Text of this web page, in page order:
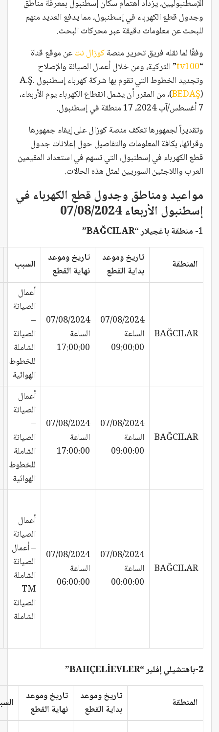
الإسطنبوليين، يزداد اهتمام سكان إسطنبول بمعرفة مناطق
وجدول قطع الكهرباء في إسطنبول، مما يدفع العديد منهم
للبحث عن معلومات دقيقة عبر محركات البحث.
وفقًا لما نقله فريق تحرير منصةكوزال نتعن موقع قناة
“
tv100” التركية، ومن خلال أعمال الصيانة والإصلاح
وتجديد الخطوط التي تقوم بها شركة كهرباء إسطنبول A.Ş.
(BEDAŞ )، من المقرر أن يشمل انقطاع الكهرباء يوم الأربعاء،
7 أغسطس/آب 2024، 17 منطقة في إسطنبول.
وتقديراً لجمهورها تعكف منصة كوزال على إيفاء جمهورها
وقرائها، بكافة المعلومات والتفاصيل حول إعلانات جدول
قطع الكهرباء في إسطنبول، التي تسهم في استعداد المقيمين
العرب واللاجئين السوريين لمثل هذه الحالات.
مواعيد ومناطق وجدول قطع الكهرباء في
إسطنبول الأربعاء 07/08/2024
1- منطقة باغجيلار “BAĞCILAR”
المنطقة
تاريخ وموعد
بداية القطع
تاريخ وموعد
نهاية القطع
السبب
BAĞCILAR
07/08/2024
الساعة
09:00:00
07/08/2024
الساعة
17:00:00
أعمال
الصيانة
–
الصيانة
الشاملة
للخطوط
الهوائية
BAĞCILAR
07/08/2024
الساعة
09:00:00
07/08/2024
الساعة
17:00:00
أعمال
الصيانة
–
الصيانة
الشاملة
للخطوط
الهوائية
BAĞCILAR
07/08/2024
الساعة
00:00:00
07/08/2024
الساعة
06:00:00
أعمال
الصيانة
– أعمال
الصيانة
الشاملة
TM
الصيانة
الشاملة
2-باهتشيلي إفلير “BAHÇELİEVLER”
المنطقة
تاريخ وموعد
بداية القطع
تاريخ وموعد
نهاية القطع